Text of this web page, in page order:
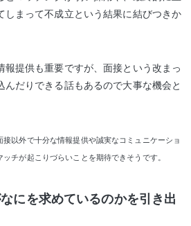
しまって不成立という結果に結びつきか
報提供も重要ですが、面接という改まっ
んだりできる話もあるので大事な機会と
以外で十分な情報提供や誠実なコミュニケーショ
チが起こりづらいことを期待できそうです。
にを求めているのかを引き出